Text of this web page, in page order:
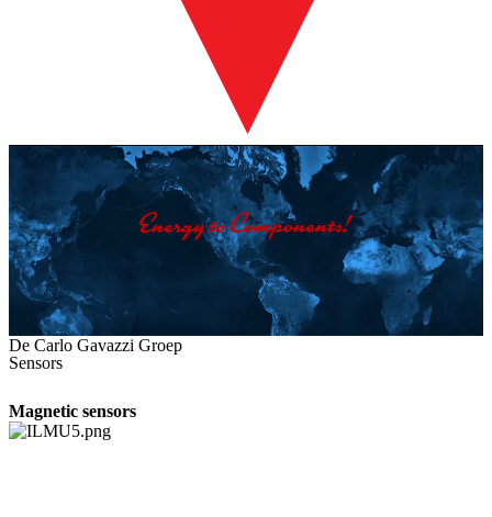
De Carlo Gavazzi Groep
Sensors
Magnetic sensors